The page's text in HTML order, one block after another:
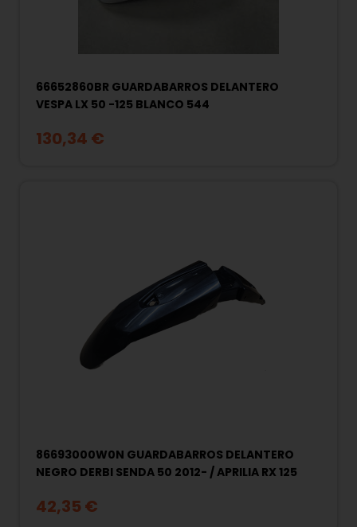
66652860BR GUARDABARROS DELANTERO
VESPA LX 50 -125 BLANCO 544
130,34 €
86693000W0N GUARDABARROS DELANTERO
NEGRO DERBI SENDA 50 2012- / APRILIA RX 125
42,35 €